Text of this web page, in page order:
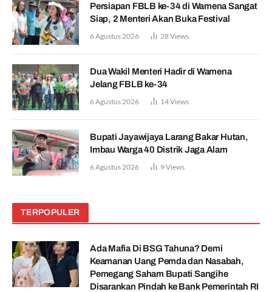
Persiapan FBLB ke-34 di Wamena Sangat
Siap, 2 Menteri Akan Buka Festival
6 Agustus 2026 28Views
Dua Wakil Menteri Hadir di Wamena
Jelang FBLB ke-34
6 Agustus 2026 14Views
Bupati Jayawijaya Larang Bakar Hutan,
Imbau Warga 40 Distrik Jaga Alam
6 Agustus 2026 9Views
TERPOPULER
Ada Mafia Di BSG Tahuna? Demi
Keamanan Uang Pemda dan Nasabah,
Pemegang Saham Bupati Sangihe
Disarankan Pindah ke Bank Pemerintah RI